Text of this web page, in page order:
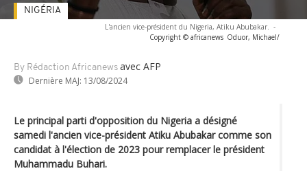
L'ancien vice-président du Nigeria, Atiku Abubakar. -
Copyright © africanews Oduor, Michael/
By Rédaction Africanews avec AFP
Dernière MAJ: 13/08/2024
NIGÉRIA
Le principal parti d'opposition du Nigeria a désigné
samedi l'ancien vice-président Atiku Abubakar comme son
candidat à l'élection de 2023 pour remplacer le président
Muhammadu Buhari.